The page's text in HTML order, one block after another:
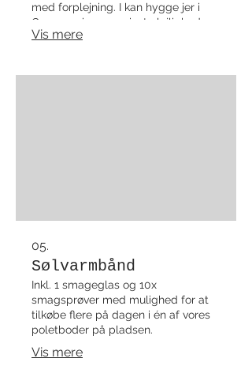
med forplejning. I kan hygge jer i
Operaen, i vores private lejlighed
eller i solen på Kirketorvet ved vores
Vis mere
05.
Sølvarmbånd
Inkl. 1 smageglas og 10x
smagsprøver med mulighed for at
tilkøbe flere på dagen i én af vores
poletboder på pladsen.
Vis mere